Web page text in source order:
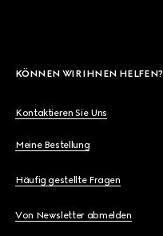
KÖNNEN WIR IHNEN HELFEN?
Kontaktieren Sie Uns
Meine Bestellung
Häufig gestellte Fragen
Von Newsletter abmelden